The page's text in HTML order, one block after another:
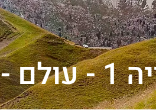
יוון